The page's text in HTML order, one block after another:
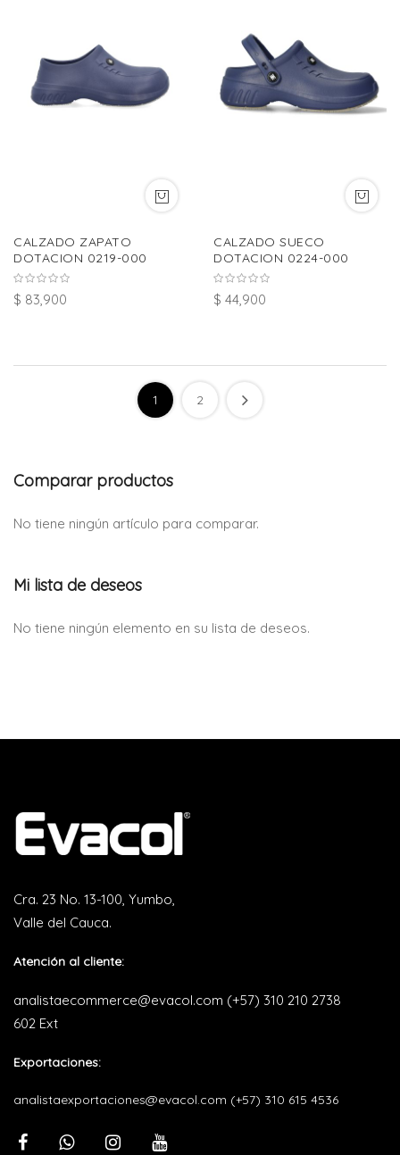
CALZADO ZAPATO
DOTACION 0219-000
$ 83,900
CALZADO SUECO
DOTACION 0224-000
$ 44,900
1 2
Comparar productos
No tiene ningún artículo para comparar.
Mi lista de deseos
No tiene ningún elemento en su lista de deseos.
Cra. 23 No. 13-100, Yumbo,
Valle del Cauca.
Atención al cliente:
analistaecommerce@evacol.com (+57) 310 210 2738
602 Ext
Exportaciones:
analistaexportaciones@evacol.com (+57) 310 615 4536